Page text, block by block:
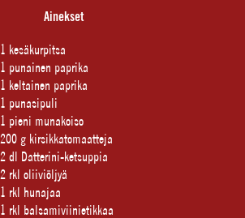
Ainekset
1 kesäkurpitsa
1 punainen paprika
1 keltainen paprika
1 punasipuli
1 pieni munakoiso
200 g kirsikkatomaatteja
2 dl Datterini-ketsuppia
2 rkl oliiviöljyä
1 rkl hunajaa
1 rkl balsamiviinietikkaa